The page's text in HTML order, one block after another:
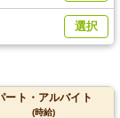
選択
ート・アルバイト
(時給)